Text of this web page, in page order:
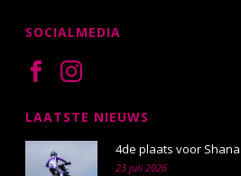
SOCIALMEDIA
LAATSTE NIEUWS
4de plaats voor
23 juli 2026